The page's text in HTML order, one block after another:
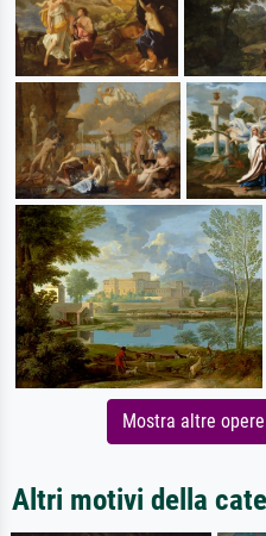
Mostra altre
Altri motivi della